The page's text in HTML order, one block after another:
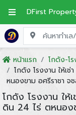
DFirst
หน้าแรก โกดัง-โร
โกดัง โรงงาน ให้
หนองขาม อศรีราชา จ
โกดัง โรงงาน ใ
ดิน 24 ไร่ ตหนอง